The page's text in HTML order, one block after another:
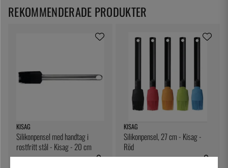
KISAG
Silikonpensel med handtag i
rostfritt stål - Kisag - 20 cm
189:-
KISAG
Silikonpensel, 27 cm - Kisag -
Röd
149:-
REKOMMENDERADE PRODUKTER